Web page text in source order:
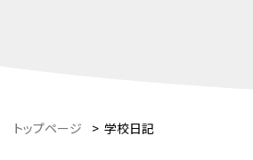
トップページ > 学校日記